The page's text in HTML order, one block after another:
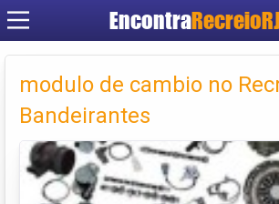
Encontra
Cadastrar
Criar conta
modulo de cambio no
Bandeirantes